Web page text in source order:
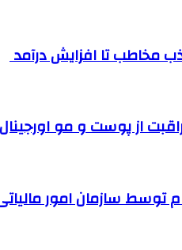
از پوست و مو
سازمان امور